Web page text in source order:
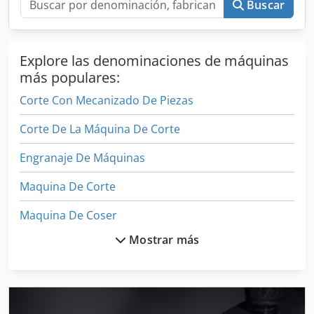
Enfriador externo de aceite de husillo Sistema de
extracción "eje piñón"
Buscar
Explore las denominaciones de máquinas
más populares:
Corte Con Mecanizado De Piezas
Corte De La Máquina De Corte
Engranaje De Máquinas
Maquina De Corte
Maquina De Coser
Maquina De Pulido
Mostrar más